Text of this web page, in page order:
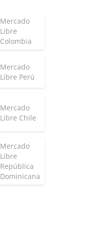
Mercado
Libre
Colombia
Mercado
Libre Perú
Mercado
Libre Chile
Mercado
Libre
República
Dominicana